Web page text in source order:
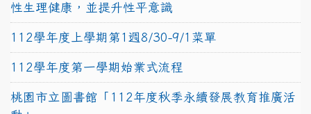
性生理健康，並提升性平意識
112學年度上學期第1週8/30-9/1菜單
112學年度第一學期始業式流程
桃園市立圖書館「112年度秋季永續發展教育推廣活